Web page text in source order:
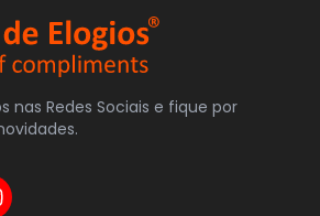
nas Redes Sociais e fique por